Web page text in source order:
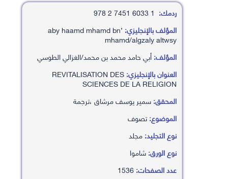
ردمك:
المؤلف بالإنجليزي: ’aby haamd mhamd bn
mhamd/algzaly altwsy
المؤلف:أبي حامد محمد بن محمد/الغزالي الطوسي
العنوان بالإنجليزي:REVITALISATION DES
SCIENCES DE LA RELIGION
المحقق:سمير يوسف مرشاق ،ترجمة
الموضوع:تصوف
نوع التجليد:مجلد
نوع الورق:شاموا
عدد الصفحات: